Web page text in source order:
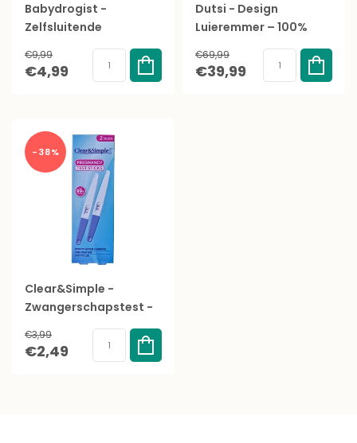
Babydrogist -
Zelfsluitende
Waterballonnen - 111
stuks - Biologisch
afbreekbaar
€9,99
€4,99
Dutsi - Design
Luieremmer – 100%
Geurvrij & Universeel –
Ruimte voor 20 luiers -
Incl. 40 Zakjes - Beige
€69,99
€39,99
-38%
Clear&Simple -
Zwangerschapstest -
2 Stuks - 99% Accuraat
€3,99
€2,49